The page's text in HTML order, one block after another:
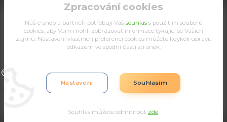
Upravit sběr cookies.
Eshop-rychle.cz
Zpracování cookies
Náš e-shop a partneři potřebují Váš souhlass použitím souborů
cookies, aby Vám mohli zobrazovat informace týkající se Vašich
zájmů. Nastavení vlastních preferencí cookies můžete kdykoli upravit
odkazem ve spodní části stránek.
Nastavení Souhlasím
Souhlas můžete odmítnout zde.